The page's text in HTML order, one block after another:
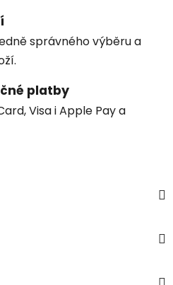
správného výběru a
platby
Visa i Apple Pay a